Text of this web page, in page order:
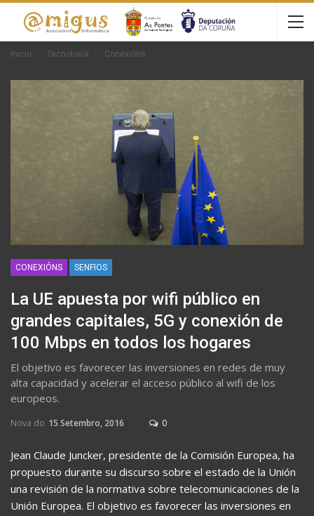
Inicio Tecnoloxía Conexións
CONEXIÓNS SENFIOS
La UE apuesta por wifi público en
grandes capitales, 5G y conexión de
100 Mbps en todos los hogares
El objetivo es favorecer las inversiones en redes de muy
alta capacidad y acelerar el acceso público al wifi de los
europeos.
Nova do 15 Setembro, 2016 0
Jean Claude Juncker, presidente de la Comisión Europea, ha
propuesto durante su discurso sobre el estado de la Unión
una revisión de la normativa sobre telecomunicaciones de la
Unión Europea. El objetivo es favorecer las inversiones en